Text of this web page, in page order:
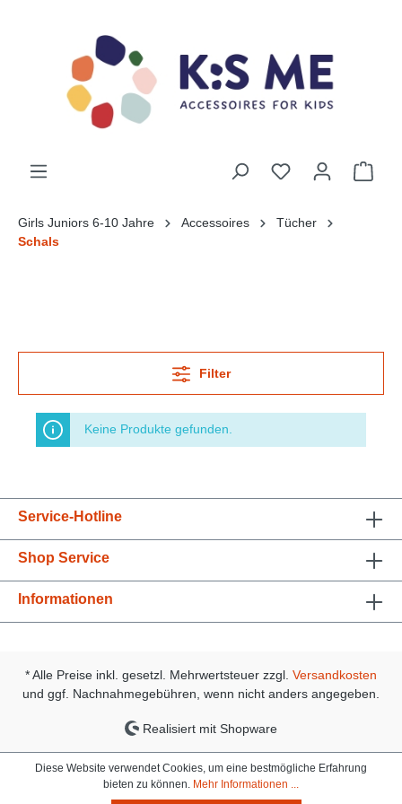
Girls Juniors 6-10 Jahre Accessoires
Tücher
Schals
Filter
Keine Produkte gefunden.
Service-Hotline
Shop Service
Informationen
* Alle Preise inkl. gesetzl. Mehrwertsteuer zzgl. Versandkosten
und ggf. Nachnahmegebühren, wenn nicht anders angegeben.
Realisiert mit Shopware
Diese Website verwendet Cookies, um eine bestmögliche Erfahrung
bieten zu können. Mehr Informationen ...